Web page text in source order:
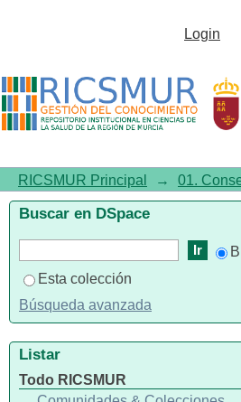
Listar01.04.
Login
RICSMUR Principal → 01.
Buscar en DSpace
Esta colección
Búsqueda avanzada
Listar
Todo RICSMUR